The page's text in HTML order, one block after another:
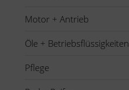
Motor + Antrieb
Öle + Betriebsflüssigkeiten
Pflege